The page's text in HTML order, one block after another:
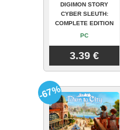
DIGIMON STORY
CYBER SLEUTH:
COMPLETE EDITION
PC
3.39 €
-67%